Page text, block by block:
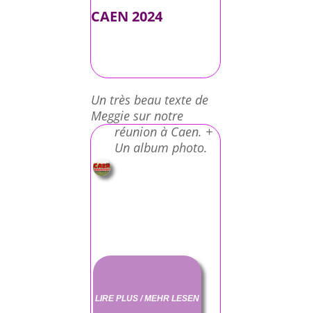
CAEN 2024
Un très beau texte de
Meggie sur notre
réunion à Caen. +
Un album photo.
LIRE PLUS / MEHR LESEN